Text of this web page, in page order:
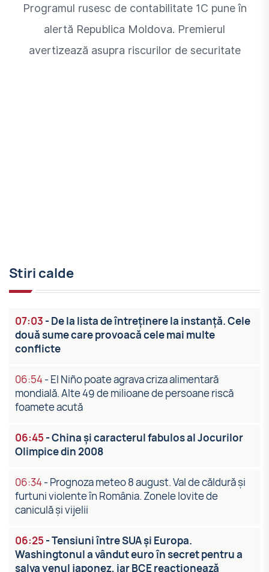
Programul rusesc de contabilitate 1C pune în
alertă Republica Moldova. Premierul
avertizează asupra riscurilor de securitate
Stiri calde
07:03 -De la lista de întreținere la instanță. Cele
două sume care provoacă cele mai multe
conflicte
06:54-El Niño poate agrava criza alimentară
mondială. Alte 49 de milioane de persoane riscă
foamete acută
06:45 -China și caracterul fabulos al Jocurilor
Olimpice din 2008
06:34-Prognoza meteo 8 august. Val de căldură și
furtuni violente în România. Zonele lovite de
caniculă și vijelii
06:25 -Tensiuni între SUA și Europa.
Washingtonul a vândut euro în secret pentru a
salva yenul japonez, iar BCE reacționează